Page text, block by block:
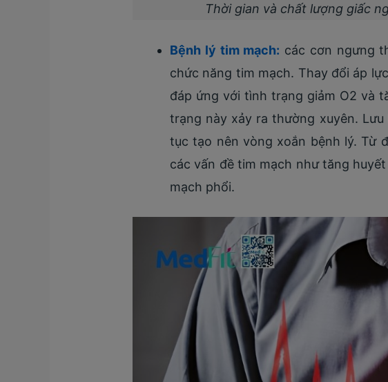
Thời gian và chất lượng giấc
Bệnh lý tim mạch: các cơn ngưng
chức năng tim mạch. Thay đổi áp
đáp ứng với tình trạng giảm O2 và
trạng này xảy ra thường xuyên.
tục tạo nên vòng xoắn bệnh lý. Từ
các vấn đề tim mạch như tăng
mạch phổi.